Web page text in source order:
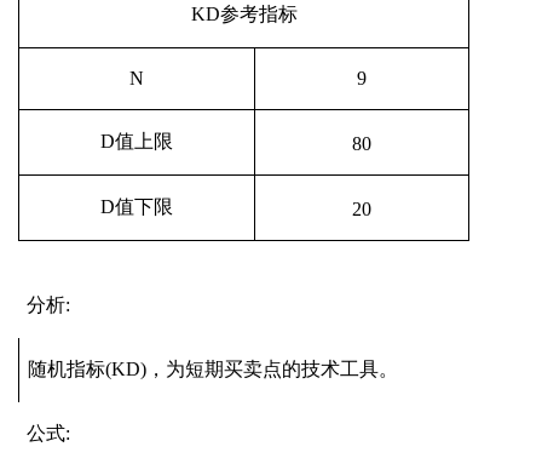
KD参考指标
N 9
D值上限 80
D值下限 20
分析:
随机指标(KD)，为短期买卖点的技术工具。
公式: